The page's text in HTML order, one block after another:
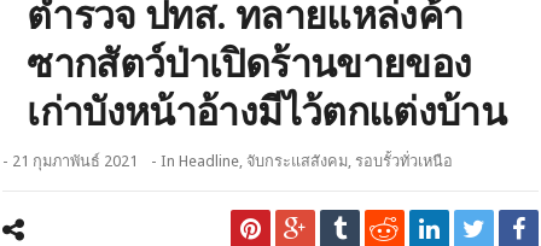
ตำรวจ ปทส. ทลายแหล่งค้า
ซากสัตว์ป่าเปิดร้านขายของ
เก่าบังหน้าอ้างมีไว้ตกแต่งบ้าน
- 21 กุมภาพันธ์ 2021 - InHeadline, จับกระแสสังคม, รอบรั้วทั่วเหนือ